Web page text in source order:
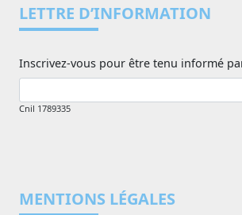
LETTRE D’INFORMATION
Inscrivez-vous pour être tenu informé
Cnil 1789335
MENTIONS LÉGALES